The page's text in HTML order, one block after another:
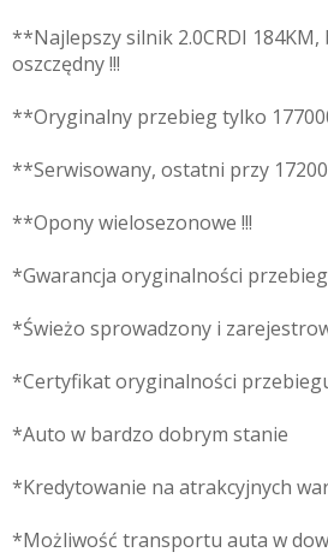
**Najlepszy silnik 2.0CRDI 184KM,
oszczędny !!!
**Oryginalny przebieg tylko
**Serwisowany, ostatni przy
**Opony wielosezonowe !!!
*Gwarancja oryginalności
*Świeżo sprowadzony i
*Certyfikat oryginalności
*Auto w bardzo dobrym stanie
*Kredytowanie na atrakcyjnych
*Możliwość transportu auta w